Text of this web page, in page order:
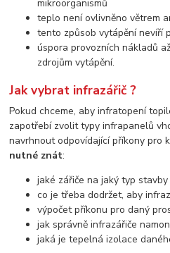
mikroorganismů
teplo není ovlivněno větrem
tento způsob vytápění nevíří
úspora provozních nákladů
zdrojům vytápění.
Jak vybrat infrazářič ?
Pokud chceme, aby infratopení
zapotřebí zvolit typy infrapanelů
navrhnout odpovídající příkony pro
nutné znát:
jaké zářiče na jaký typ
co je třeba dodržet, aby
výpočet příkonu pro daný
jak správně infrazářiče
jaká je tepelná izolace